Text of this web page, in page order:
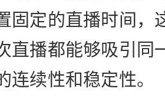
固定的直播时间，
直播都能够吸引同
续性和稳定性。